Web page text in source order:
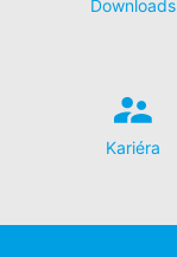
Downloads
Kariéra